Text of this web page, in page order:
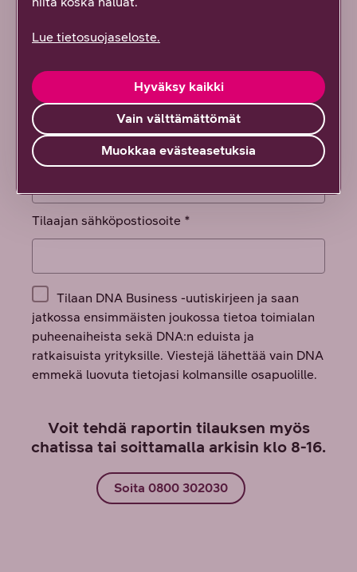
Voit tehdä raportin tilauksen myös
chatissa tai soittamalla arkisin klo 8-16.
Soita 0800 302030
Lue tietosuojaseloste.
Vain välttämättömät
Hyväksy kaikki
Muokkaa evästeasetuksia